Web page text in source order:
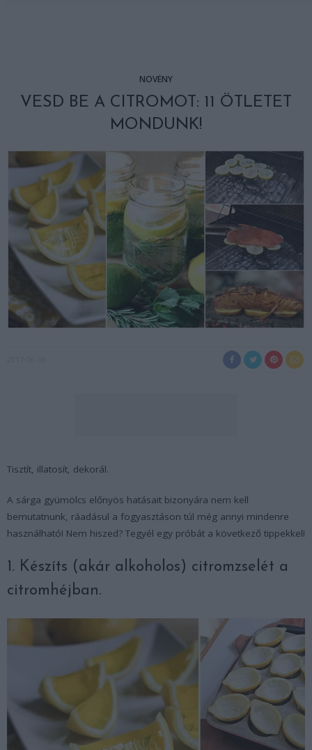
NÖVÉNY
VESD BE A CITROMOT: 11 ÖTLETET
MONDUNK!
Tisztít, illatosít, dekorál.
A sárga gyümölcs előnyös hatásait bizonyára nem kell
bemutatnunk, ráadásul a fogyasztáson túl még annyi mindenre
használható! Nem hiszed? Tegyél egy próbát a következő tippekkel!
1. Készíts (akár alkoholos) citromzselét a
citromhéjban.